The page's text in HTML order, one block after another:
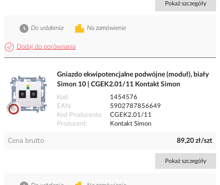
Pokaż szczegóły
Dodaj do porównania
Na zamówienie
Do ustalenia
Gniazdo ekwipotencjalne podwójne (moduł), biały
Simon 10 | CGEK2.01/11 Kontakt Simon
Kod
1454576
EAN
5902787856649
Kod Producenta
CGEK2.01/11
Producent
Kontakt Simon
Cena brutto 89,20 zł/szt
Pokaż szczegóły